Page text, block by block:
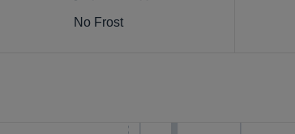
No Frost